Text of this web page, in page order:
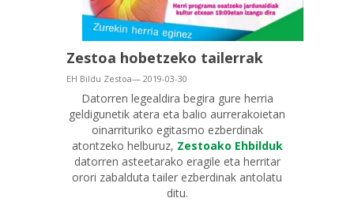
Zestoa hobetzeko tailerrak
EH Bildu Zestoa— 2019-03-30
Datorren legealdira begira gure herria
geldigunetik atera eta balio aurrerakoietan
oinarrituriko egitasmo ezberdinak
atontzeko helburuz, Zestoako Ehbilduk
datorren asteetarako eragile eta herritar
orori zabalduta tailer ezberdinak antolatu
ditu.